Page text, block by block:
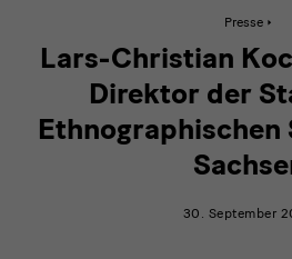
neuer
Direktor
der
Ethnographischen
Presse
Lars-Christian
Direktor der
Ethnographischen
30. September